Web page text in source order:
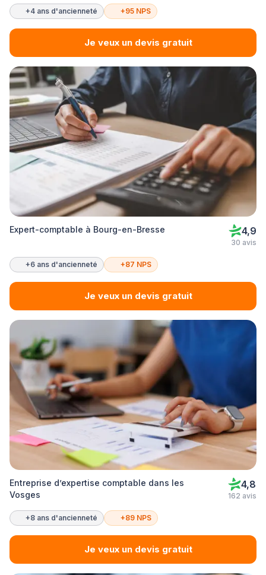
+4 ans d'ancienneté +95 NPS
Je veux un devis gratuit
Expert-comptable à Bourg-en-Bresse 4,9
30 avis
+6 ans d'ancienneté +87 NPS
Je veux un devis gratuit
Entreprise d’expertise comptable dans les
Vosges
4,8
162 avis
+8 ans d'ancienneté +89 NPS
Je veux un devis gratuit